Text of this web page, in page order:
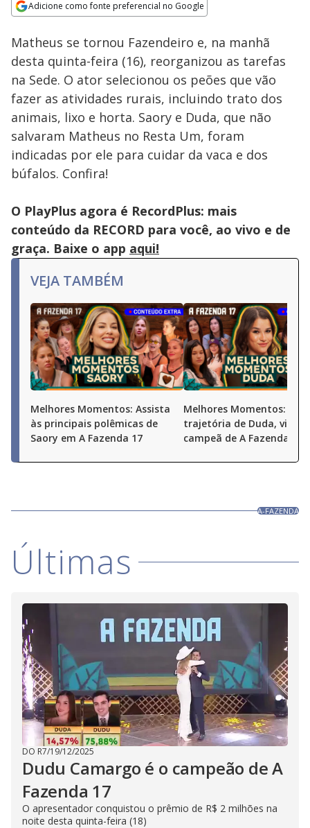
Adicione como fonte preferencial no Google
Ativar
Matheus se tornou Fazendeiro e, na manhã
desta quinta-feira (16), reorganizou as tarefas
na Sede. O ator selecionou os peões que vão
fazer as atividades rurais, incluindo trato dos
animais, lixo e horta. Saory e Duda, que não
salvaram Matheus no Resta Um, foram
indicadas por ele para cuidar da vaca e dos
búfalos. Confira!
O PlayPlus agora é RecordPlus: mais
conteúdo da RECORD para você, ao vivo e de
graça. Baixe o app aqui!
VEJA TAMBÉM
Melhores Momentos: Assista
às principais polêmicas de
Saory em A Fazenda 17
Melhores Momentos:
trajetória de Duda, vice-
campeã de A Fazenda 17
A-FAZENDA
Últimas
DO R7/19/12/2025
Dudu Camargo é o campeão de A
Fazenda 17
O apresentador conquistou o prêmio de R$ 2 milhões na
noite desta quinta-feira (18)